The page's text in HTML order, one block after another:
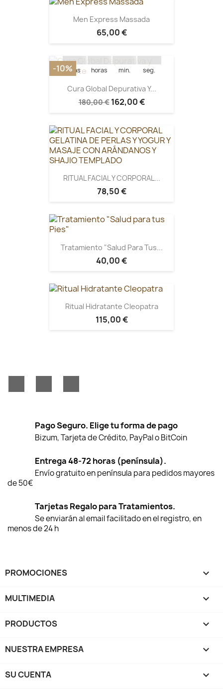
Men Express Massada
65,00 €
Quedan:
días horas min. seg.
Cura Global Depurativa Y...
180,00 € 162,00 €
-10%
RITUAL FACIAL Y CORPORAL...
78,50 €
Tratamiento "Salud Para Tus...
40,00 €
Ritual Hidratante Cleopatra
115,00 €
Pago Seguro. Elige tu forma de pago
Bizum, Tarjeta de Crédito, PayPal o BitCoin
Entrega 48-72 horas (península).
Envío gratuito en península para pedidos mayores
de 50€
Tarjetas Regalo para Tratamientos.
Se enviarán al email facilitado en el registro, en
menos de 24 h
PROMOCIONES 
MULTIMEDIA 
PRODUCTOS 
NUESTRA EMPRESA 
SU CUENTA 